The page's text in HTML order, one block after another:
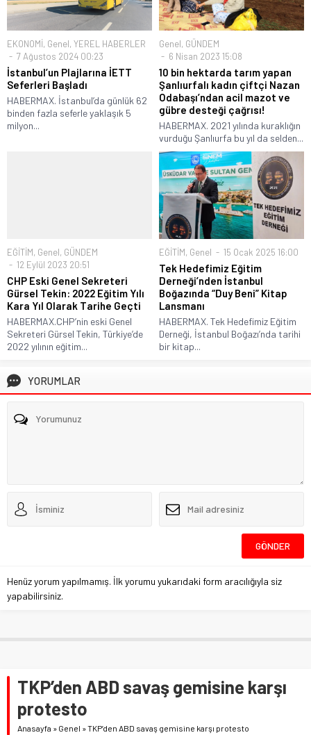
EKONOMİ, Genel, YEREL HABERLER
7 Ağustos 2024 00:23
İstanbul’un Plajlarına İETT
Seferleri Başladı
HABERMAX. İstanbul’da günlük 62
binden fazla seferle yaklaşık 5
milyon...
Genel, GÜNDEM
6 Nisan 2023 15:08
10 bin hektarda tarım yapan
Şanlıurfalı kadın çiftçi Nazan
Odabaşı’ndan acil mazot ve
gübre desteği çağrısı!
HABERMAX. 2021 yılında kuraklığın
vurduğu Şanlıurfa bu yıl da selden...
EĞİTİM, Genel, GÜNDEM
12 Eylül 2023 20:51
CHP Eski Genel Sekreteri
Gürsel Tekin: 2022 Eğitim Yılı
Kara Yıl Olarak Tarihe Geçti
HABERMAX.CHP’nin eski Genel
Sekreteri Gürsel Tekin, Türkiye’de
2022 yılının eğitim...
EĞİTİM, Genel 15 Ocak 2025 16:00
Tek Hedefimiz Eğitim
Derneği’nden İstanbul
Boğazında “Duy Beni” Kitap
Lansmanı
HABERMAX. Tek Hedefimiz Eğitim
Derneği, İstanbul Boğazı’nda tarihi
bir kitap...
YORUMLAR
Henüz yorum yapılmamış. İlk yorumu yukarıdaki form aracılığıyla siz
yapabilirsiniz.
TKP’den ABD savaş gemisine karşı
protesto
Anasayfa » Genel »TKP’den ABD savaş gemisine karşı protesto